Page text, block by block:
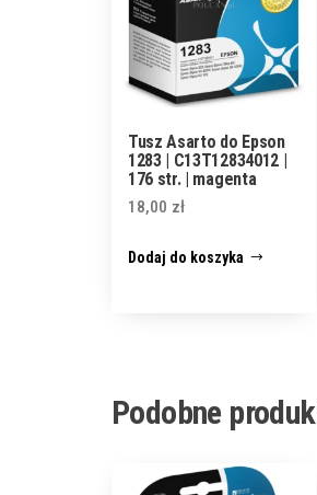
Tusz Asarto do Epson
1283 | C13T12834012 |
176 str. | magenta
18,00 zł
Dodaj do koszyka
Podobne